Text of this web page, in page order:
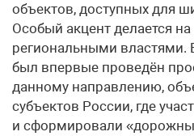
объектов, доступных для
Особый акцент делается
региональными властями.
был впервые проведён
данному направлению,
субъектов России, где
и сформировали